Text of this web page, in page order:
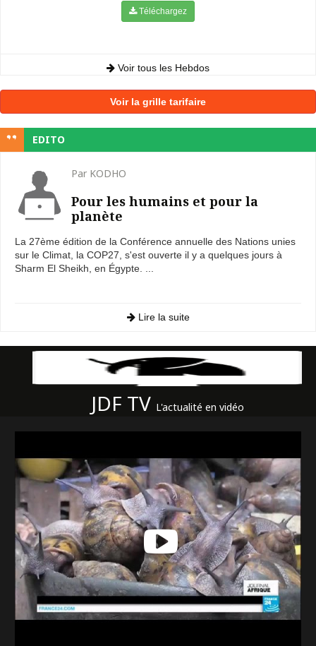
Téléchargez
Voir tous les Hebdos
Voir la grille tarifaire
EDITO
Par KODHO
Pour les humains et pour la
planète
La 27ème édition de la Conférence annuelle des Nations unies
sur le Climat, la COP27, s'est ouverte il y a quelques jours à
Sharm El Sheikh, en Égypte. ...
Lire la suite
JDF TV L'actualité en vidéo